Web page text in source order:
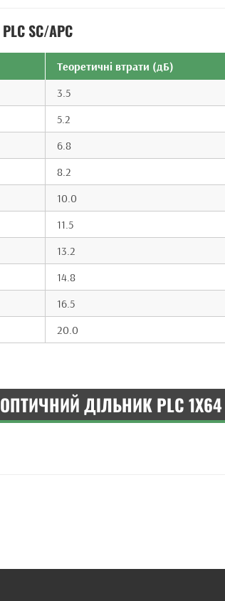
PLC SC/APC
Теоретичні втрати (дБ)
3.5
5.2
6.8
8.2
10.0
11.5
13.2
14.8
16.5
20.0
ОПТИЧНИЙ ДІЛЬНИК PLC 1X64